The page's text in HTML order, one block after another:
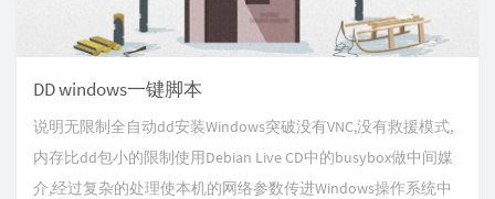
DD windows一键脚本
说明无限制全自动dd安装Windows突破没有VNC,没有救援模式,
内存比dd包小的限制使用Debian Live CD中的busybox做中间媒
介,经过复杂的处理使本机的网络参数传进Windows操作系统中